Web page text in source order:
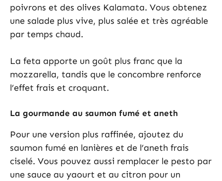
poivrons et des olives Kalamata. Vous obtenez
une salade plus vive, plus salée et très agréable
par temps chaud.
La feta apporte un goût plus franc que la
mozzarella, tandis que le concombre renforce
l’effet frais et croquant.
La gourmande au saumon fumé et aneth
Pour une version plus raffinée, ajoutez du
saumon fumé en lanières et de l’aneth frais
ciselé. Vous pouvez aussi remplacer le pesto par
une sauce au yaourt et au citron pour un